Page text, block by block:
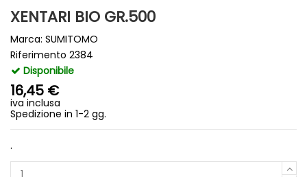
XENTARI BIO GR.500
Marca: SUMITOMO
Riferimento 2384
Disponibile
16,45 €
iva inclusa
Spedizione in 1-2 gg.
.